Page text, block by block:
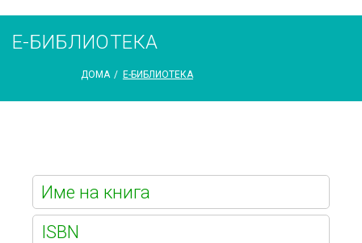
Е-БИБЛИОТЕКА
ДОМА / Е-БИБЛИОТЕКА
Е-
библиотека